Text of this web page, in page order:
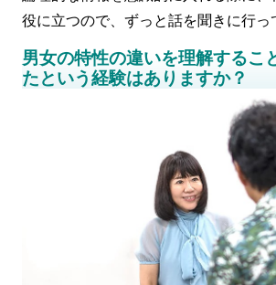
役に立つので、ずっと話を聞きに行っ
男女の特性の違いを理解するこ
たという経験はありますか？